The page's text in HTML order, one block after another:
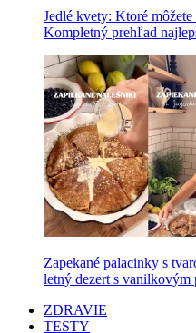
Jedlé kvety: Ktoré
Kompletný prehľad
Zapekané palacinky s
letný dezert s vanilkovým
ZDRAVIE
TESTY